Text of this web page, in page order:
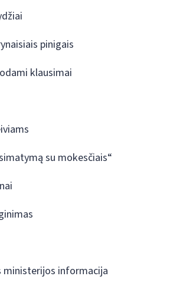
pinigais
klausimai
su mokesčiais“
ministerijos informacija